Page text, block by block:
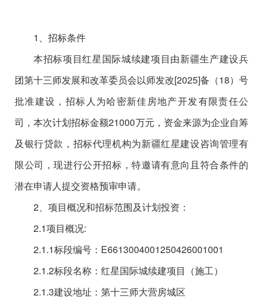
1、招标条件
本招标项目红星国际城续建项目由新疆生产建设兵
团第十三师发展和改革委员会以师发改[2025]备（18） 号
批准建设，招标人为哈密新佳房地产开发有限责任公
司 ，本次计划招标金额21000万元 ，资金来源为企业自筹
及银行贷款 ，招标代理机构为新疆红星建设咨询管理有
限公司 ，现进行公开招标，特邀请有意向且符合条件的
潜在申请人提交资格预审申请。
2、项目概况和招标范围及计划投资：
2.1项目概况:
2.1.1标段编号： E6613004001250426001001
2.1.2标段名称：红星国际城续建项目（施工）
2.1.3建设地址：第十三师大营房城区